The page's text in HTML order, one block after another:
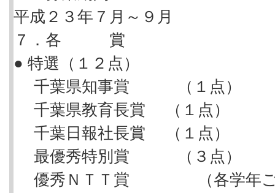
平成２３年７月～９月
７．各 賞
● 特選（１２点）
千葉県知事賞 （１点）
千葉県教育長賞 （１点）
千葉日報社長賞 （１点）
最優秀特別賞 （３点）
優秀ＮＴＴ賞 （各学年ごと